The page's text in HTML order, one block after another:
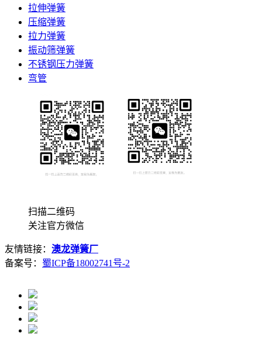
拉伸弹簧
压缩弹簧
拉力弹簧
振动筛弹簧
不锈钢压力弹簧
弯管
扫描二维码
关注官方微信
友情链接： 澳龙弹簧厂
备案号： 蜀ICP备18002741号-2